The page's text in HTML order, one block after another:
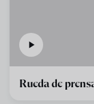
Rueda de